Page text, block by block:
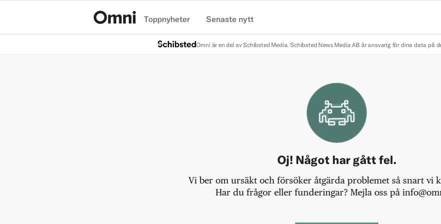
Toppnyheter Senaste nytt
Omni är en del av Schibsted Media. Schibsted News Media AB är ansvarig för dina data på
Oj! Något har gått fel.
Vi ber om ursäkt och försöker åtgärda problemet så snart vi
Har du frågor eller funderingar? Mejla oss på